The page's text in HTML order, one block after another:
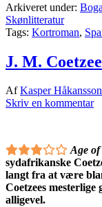
Arkiveret under:
Skønlitteratur
Tags: Kortroman,
J. M.
AfKasper Håkansson
Skriv en kommentar
Age
sydafrikanske
langt fra at være
Coetzees
alligevel.